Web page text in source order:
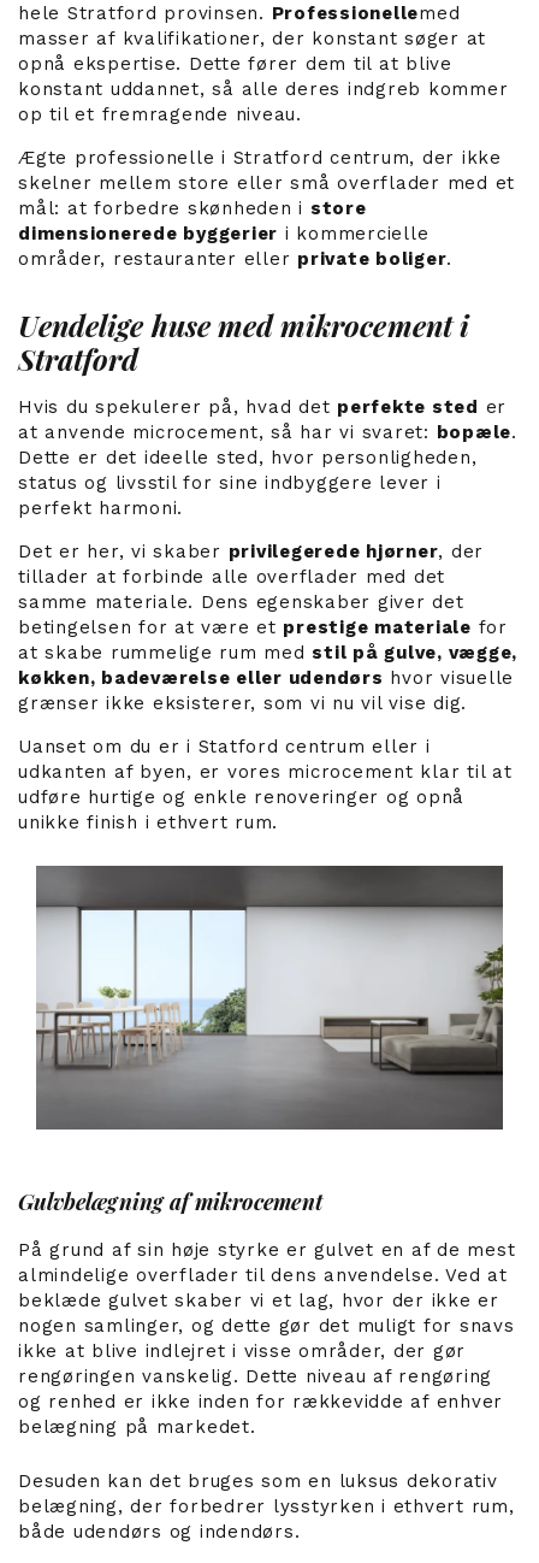
hele Stratford provinsen. Professionellemed
masser af kvalifikationer, der konstant søger at
opnå ekspertise. Dette fører dem til at blive
konstant uddannet, så alle deres indgreb kommer
op til et fremragende niveau.
Ægte professionelle i Stratford centrum, der ikke
skelner mellem store eller små overflader med et
mål: at forbedre skønheden i store
dimensionerede byggerier i kommercielle
områder, restauranter eller private boliger.
Uendelige huse med mikrocement i
Stratford
Hvis du spekulerer på, hvad det perfekte sted er
at anvende microcement, så har vi svaret:
bopæle.
Dette er det ideelle sted, hvor personligheden,
status og livsstil for sine indbyggere lever i
perfekt harmoni.
Det er her, vi skaber privilegerede hjørner, der
tillader at forbinde alle overflader med det
samme materiale. Dens egenskaber giver det
betingelsen for at være et prestige materiale for
at skabe rummelige rum med stil på gulve, vægge,
køkken, badeværelse eller udendørs hvor visuelle
grænser ikke eksisterer, som vi nu vil vise dig.
Uanset om du er i Statford centrum eller i
udkanten af byen, er vores microcement klar til at
udføre hurtige og enkle renoveringer og opnå
unikke finish i ethvert rum.
Gulvbelægning af mikrocement
På grund af sin høje styrke er gulvet en af ​​de mest
almindelige overflader til dens anvendelse. Ved at
beklæde gulvet skaber vi et lag, hvor der ikke er
nogen samlinger, og dette gør det muligt for snavs
ikke at blive indlejret i visse områder, der gør
rengøringen vanskelig. Dette niveau af rengøring
og renhed er ikke inden for rækkevidde af enhver
belægning på markedet.
Desuden kan det bruges som en luksus dekorativ
belægning, der forbedrer lysstyrken i ethvert rum,
både udendørs og indendørs.